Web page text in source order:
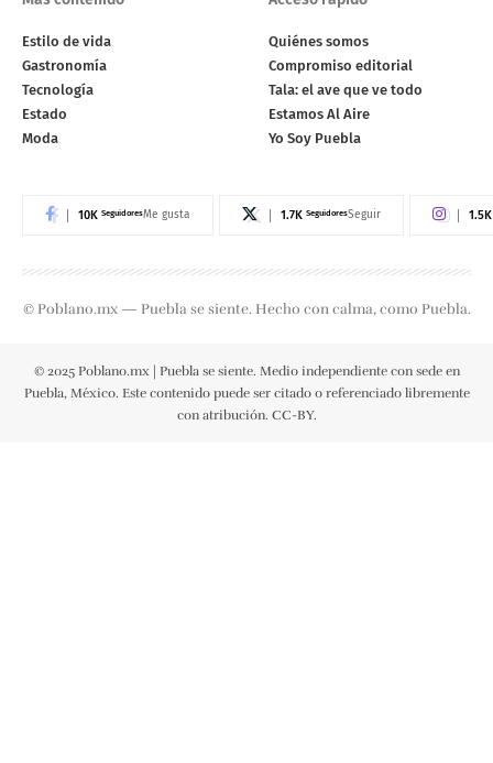
Estilo de vida
Gastronomía
Tecnología
Estado
Moda
Quiénes somos
Compromiso editorial
Tala: el ave que ve todo
Estamos Al Aire
Yo Soy Puebla
10K SeguidoresMe gusta 1.7K SeguidoresSeguir 1.5K
© Poblano.mx — Puebla se siente. Hecho con calma, como Puebla.
© 2025 Poblano.mx | Puebla se siente. Medio independiente con sede en
Puebla, México. Este contenido puede ser citado o referenciado libremente
con atribución. CC-BY.